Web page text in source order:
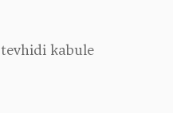
kabule